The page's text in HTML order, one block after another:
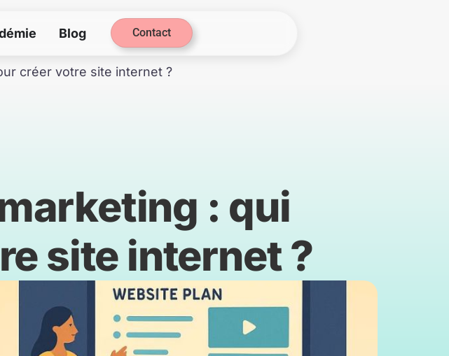
Blog Contact
créer votre site internet ?
: qui
site internet ?